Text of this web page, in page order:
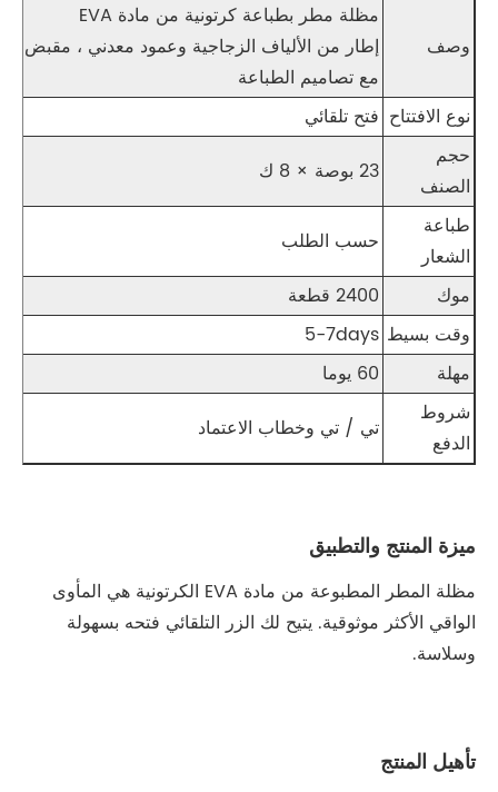
وصف
مظلة مطر بطباعة كرتونية من مادة EVA
مع تصاميم الطباعة
نوع الافتتاح فتح تلقائي
حجم
الصنف
23 بوصة × 8 ك
طباعة
الشعار
حسب الطلب
موك
2400 قطعة
وقت بسيط 5-7days
مهلة
60 يوما
شروط
الدفع
تي / تي وخطاب الاعتماد
ميزة المنتج والتطبيق
مظلة المطر المطبوعة من مادة EVA الكرتونية هي المأوى
الواقي الأكثر موثوقية. يتيح لك الزر التلقائي فتحه بسهولة
وسلاسة.
تأهيل المنتج